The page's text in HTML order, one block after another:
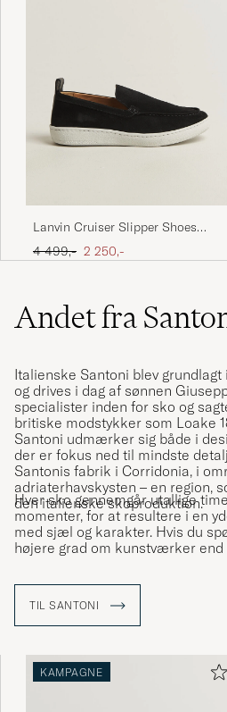
Lanvin Cruiser Slipper Shoes
Black
Ordinary pris
4 499,- Nedsat pris
2 250,-
Andet fra
Italienske Santoni blev grundlagt
og drives i dag af sønnen
specialister inden for sko og
britiske modstykker som Loake
Santoni udmærker sig både i
der er fokus ned til mindste
Santonis fabrik i Corridonia, i
adriaterhavskysten – en region,
den italienske skoproduktion.
Hver sko gennemgår utallige
momenter, for at resultere i en
med sjæl og karakter. Hvis du
højere grad om kunstværker
TIL SANTONI
KAMPAGNE